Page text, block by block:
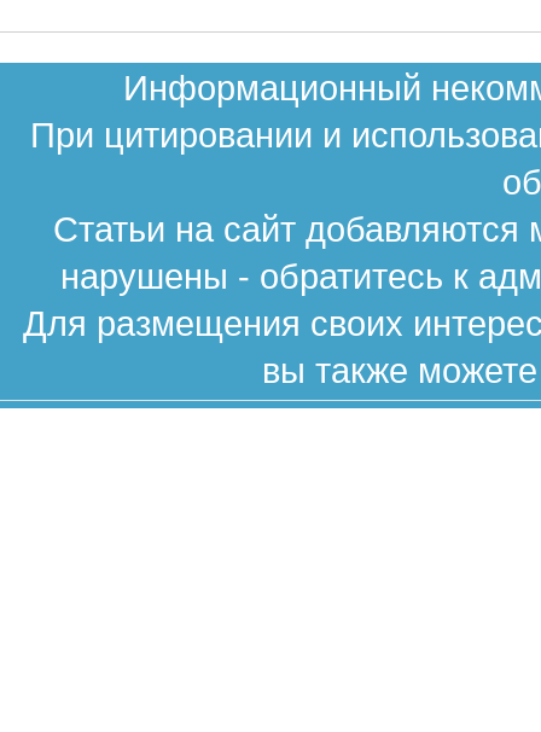
Информационный
При цитировании и
Статьи на сайт
нарушены - обратитесь к
Для размещения своих
вы также